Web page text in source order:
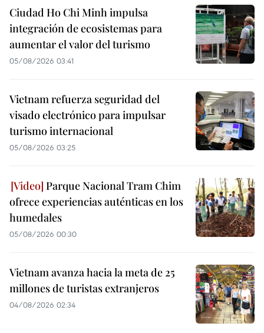
Ciudad Ho Chi Minh impulsa
integración de ecosistemas para
aumentar el valor del turismo
05/08/2026 03:41
Vietnam refuerza seguridad del
visado electrónico para impulsar
turismo internacional
05/08/2026 03:25
Parque Nacional Tram Chim
ofrece experiencias auténticas en los
humedales
05/08/2026 00:30
Vietnam avanza hacia la meta de 25
millones de turistas extranjeros
04/08/2026 02:34